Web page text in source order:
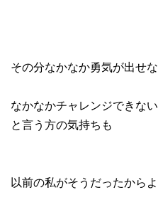
その分なかなか勇気が出せ
なかなかチャレンジできない
と言う方の気持ちも
以前の私がそうだったから